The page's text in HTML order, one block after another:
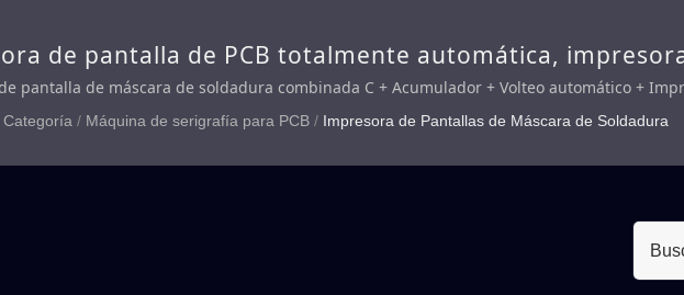
de pantalla de PCB totalmente automática,
de máscara de soldadura totalmente automática,
de máscara de soldadura.
pantalla de máscara de soldadura combinada C + Acumulador + Volteo automático +
Categoría / Máquina de serigrafía para PCB / Impresora de Pantallas de Máscara de Soldadura